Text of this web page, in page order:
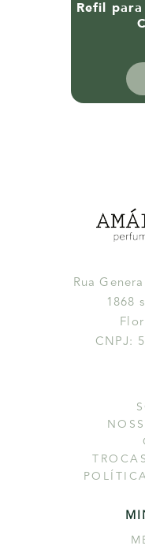
Refil
Rua
1868
CNPJ: